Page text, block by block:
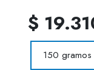
$
150 gramos